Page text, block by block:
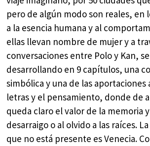
pero de algún modo son reales, en
a la esencia humana y al
ellas llevan nombre de mujer y a
conversaciones entre Polo y Kan,
desarrollando en 9 capítulos, una
simbólica y una de las aportaciones
letras y el pensamiento, donde de
queda claro el valor de la memoria
desarraigo o al olvido a las raíces.
que no está presente es Venecia.